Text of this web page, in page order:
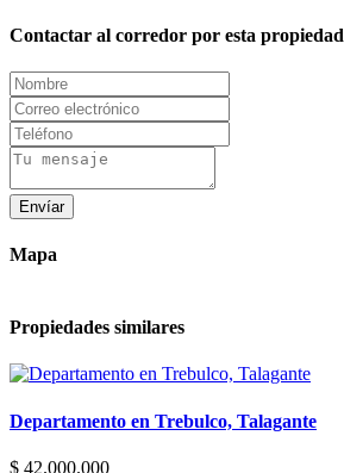
Contactar al corredor por esta propiedad
Envíar
Mapa
Propiedades similares
Departamento en Trebulco, Talagante
$ 42.000.000